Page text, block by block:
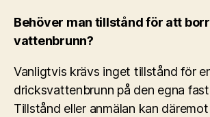
Behöver man tillstånd för att
vattenbrunn?
Vanligtvis krävs inget tillstånd för
dricksvattenbrunn på den egna
Tillstånd eller anmälan kan